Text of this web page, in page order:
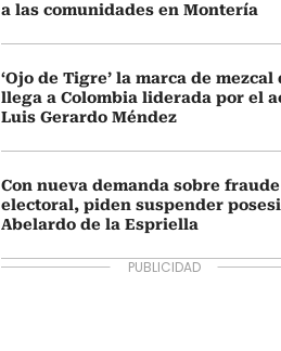
a las comunidades en Montería
‘Ojo de Tigre’ la marca de mezcal
llega a Colombia liderada por el
Luis Gerardo Méndez
Con nueva demanda sobre fraude
electoral, piden suspender
Abelardo de la Espriella